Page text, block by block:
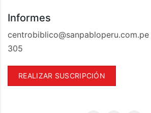
Informes
centrobiblico@sanpabloperu.com.pe
305
REALIZAR SUSCRIPCIÓN